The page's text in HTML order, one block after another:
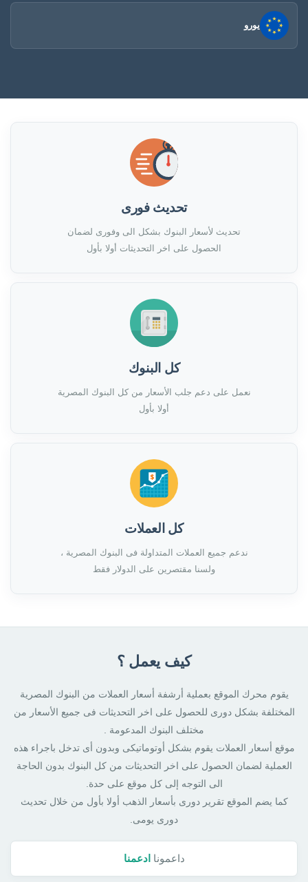
يورو
تحديث فورى
تحديث لأسعار البنوك بشكل الى وفورى لضمان
الحصول على اخر التحديثات أولا بأول
كل البنوك
نعمل على دعم جلب الأسعار من كل البنوك المصرية
أولا بأول
كل العملات
ندعم جميع العملات المتداولة فى البنوك المصرية ،
ولسنا مقتصرين على الدولار فقط
كيف يعمل ؟
يقوم محرك الموقع بعملية أرشفة أسعار العملات من البنوك المصرية
المختلفة بشكل دورى للحصول على اخر التحديثات فى جميع الأسعار من
مختلف البنوك المدعومة .
موقع أسعار العملات يقوم بشكل أوتوماتيكى وبدون أى تدخل باجراء هذه
العملية لضمان الحصول على اخر التحديثات من كل البنوك بدون الحاجة
الى التوجه إلى كل موقع على حدة.
كما يضم الموقع تقرير دورى بأسعار الذهب أولا بأول من خلال تحديث
دورى يومى.
داعمونا ادعمنا